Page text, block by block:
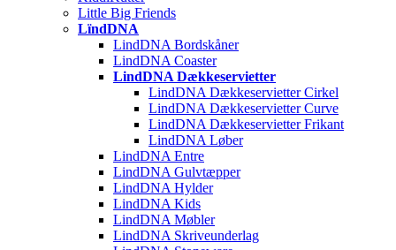
Little Big Friends
LïndDNA
LindDNA Bordskåner
LindDNA Coaster
LindDNA Dækkeservietter
LindDNA Dækkeservietter Cirkel
LindDNA Dækkeservietter Curve
LindDNA Dækkeservietter Frikant
LindDNA Løber
LindDNA Entre
LindDNA Gulvtæpper
LindDNA Hylder
LindDNA Kids
LindDNA Møbler
LindDNA Skriveunderlag